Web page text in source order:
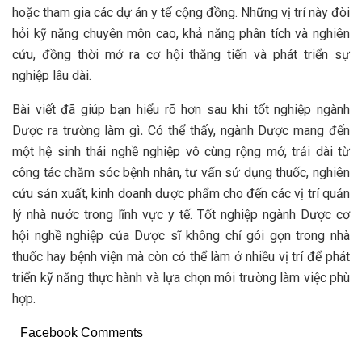
hoặc tham gia các dự án y tế cộng đồng. Những vị trí này đòi
hỏi kỹ năng chuyên môn cao, khả năng phân tích và nghiên
cứu, đồng thời mở ra cơ hội thăng tiến và phát triển sự
nghiệp lâu dài.
Bài viết đã giúp bạn hiểu rõ hơn sau khi tốt nghiệp ngành
Dược ra trường làm gì.Có thể thấy, ngành Dược mang đến
một hệ sinh thái nghề nghiệp vô cùng rộng mở, trải dài từ
công tác chăm sóc bệnh nhân, tư vấn sử dụng thuốc, nghiên
cứu sản xuất, kinh doanh dược phẩm cho đến các vị trí quản
lý nhà nước trong lĩnh vực y tế. Tốt nghiệp ngành Dược cơ
hội nghề nghiệp của Dược sĩ không chỉ gói gọn trong nhà
thuốc hay bệnh viện mà còn có thể làm ở nhiều vị trí để phát
triển kỹ năng thực hành và lựa chọn môi trường làm việc phù
hợp.
Facebook Comments